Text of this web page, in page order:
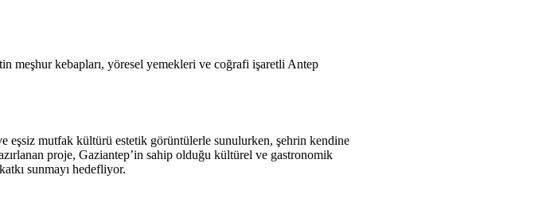
meşhur kebapları, yöresel yemekleri ve coğrafi işaretli Antep
eşsiz mutfak kültürü estetik görüntülerle sunulurken, şehrin kendine
proje, Gaziantep’in sahip olduğu kültürel ve gastronomik
sunmayı hedefliyor.